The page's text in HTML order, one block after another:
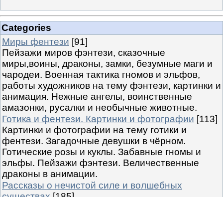
Categories
Миры фентези [91]
Пейзажи миров фэнтези, сказочные
миры,воины, драконы, замки, безумные маги и
чародеи. Военная тактика гномов и эльфов,
работы художников на тему фэнтези, картинки и
анимация. Нежные ангелы, воинственные
амазонки, русалки и необычные животные.
Готика и фентези. Картинки и фотографии [113]
Картинки и фотографии на тему готики и
фентези. Загадочные девушки в чёрном.
Готические розы и куклы. Забавные гномы и
эльфы. Пейзажи фэнтези. Величественные
драконы в анимации.
Рассказы о нечистой силе и волшебных